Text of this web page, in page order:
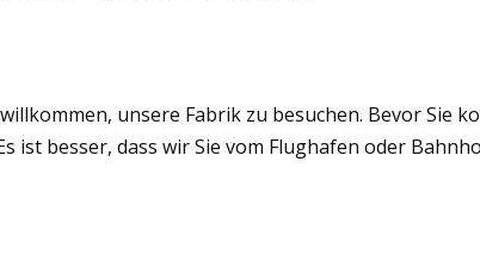
unsere Fabrik zu besuchen. Bevor Sie
ist besser, dass wir Sie vom Flughafen oder